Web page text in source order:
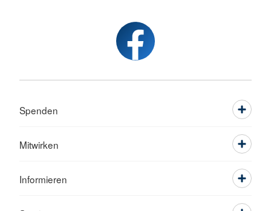
Spenden
Mitwirken
Informieren